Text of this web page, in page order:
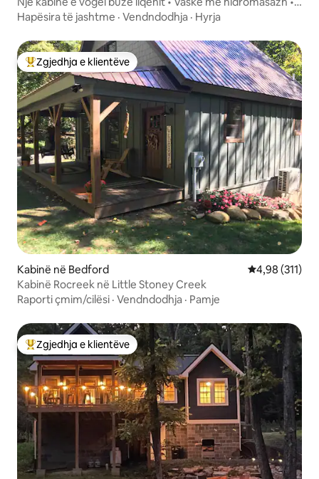
Kajakë • Kanoe
Hapësira të jashtme · Vendndodhja · Hyrja
Më të mirat e zgjedhjeve të klientëve
Zgjedhja e klientëve
Kabinë në Bedford Vlerësimi
4,98 (311)
Kabinë Rocreek në Little Stoney Creek
Raporti çmim/cilësi · Vendndodhja · Pamje
Më të mirat e zgjedhjeve të klientëve
Zgjedhja e klientëve